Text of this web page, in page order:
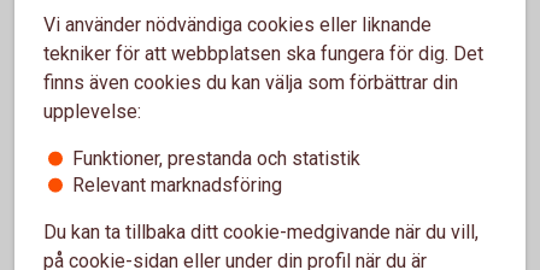
Kommitté
Utdelning och utbetalning
Uppföljning
Vi använder nödvändiga cookies eller liknande
tekniker för att webbplatsen ska fungera för dig. Det
finns även cookies du kan välja som förbättrar din
upplevelse:
Funktioner, prestanda och statistik
Relevant marknadsföring
Du kan ta tillbaka ditt cookie-medgivande när du vill,
på cookie-sidan eller under din profil när du är